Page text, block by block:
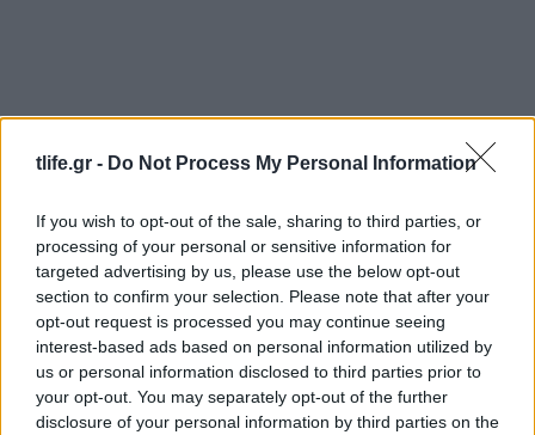
tlife.gr - Do Not Process My Personal Information
If you wish to opt-out of the sale, sharing to third parties, or
processing of your personal or sensitive information for
targeted advertising by us, please use the below opt-out
section to confirm your selection. Please note that after your
opt-out request is processed you may continue seeing
interest-based ads based on personal information utilized by
us or personal information disclosed to third parties prior to
your opt-out. You may separately opt-out of the further
disclosure of your personal information by third parties on the
προορισμός που επέλεξε για τα φετινά γενέθλιά
της
09.08.2026